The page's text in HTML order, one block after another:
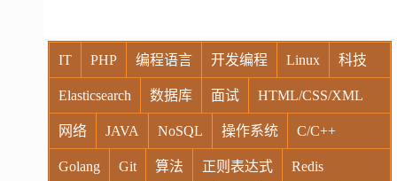
IT PHP 编程语言 开发编程 Linux 科技
Elasticsearch 数据库 面试 HTML/CSS/XML
网络 JAVA NoSQL 操作系统 C/C++
Golang Git 算法 正则表达式 Redis